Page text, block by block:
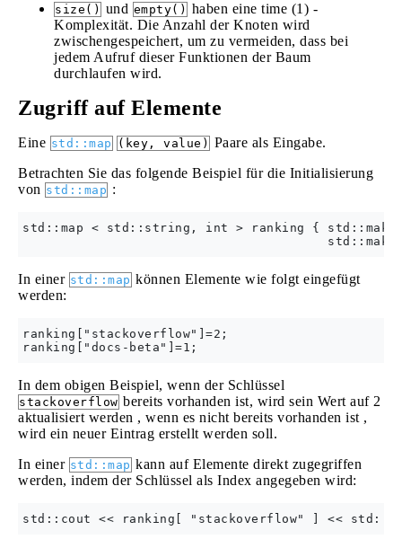
size() und empty() haben eine time (1) -
Komplexität. Die Anzahl der Knoten wird
zwischengespeichert, um zu vermeiden, dass bei
jedem Aufruf dieser Funktionen der Baum
durchlaufen wird.
Zugriff auf Elemente
Eine std::map (key, value) Paare als Eingabe.
Betrachten Sie das folgende Beispiel für die Initialisierung
von std::map :
std::map < std::string, int > ranking {
In einer std::map können Elemente wie folgt eingefügt
werden:
ranking["stackoverflow"]=2;
In dem obigen Beispiel, wenn der Schlüssel
stackoverflow bereits vorhanden ist, wird sein Wert auf 2
aktualisiert werden , wenn es nicht bereits vorhanden ist ,
wird ein neuer Eintrag erstellt werden soll.
In einer std::map kann auf Elemente direkt zugegriffen
werden, indem der Schlüssel als Index angegeben wird: